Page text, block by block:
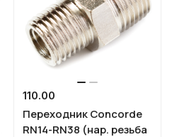
110.00
Переходник Concorde
RN14-RN38 (нар. резьба